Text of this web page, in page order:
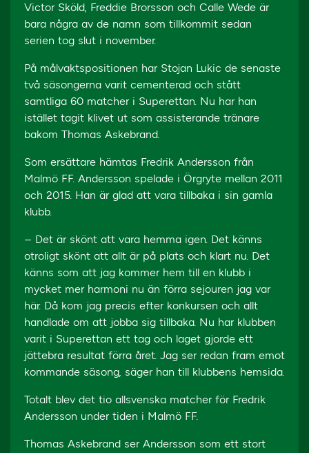
Victor Sköld, Freddie Brorsson och Calle Wede är
bara några av de namn som tillkommit sedan
serien tog slut i november.
På målvaktspositionen har Stojan Lukic de senaste
två säsongerna varit cementerad och stått
samtliga 60 matcher i Superettan. Nu har han
istället tagit klivet ut som assisterande tränare
bakom Thomas Askebrand.
Som ersättare hämtas Fredrik Andersson från
Malmö FF. Andersson spelade i Örgryte mellan 2011
och 2015. Han är glad att vara tillbaka i sin gamla
klubb.
– Det är skönt att vara hemma igen. Det känns
otroligt skönt att allt är på plats och klart nu. Det
känns som att jag kommer hem till en klubb i
mycket mer harmoni nu än förra sejouren jag var
här. Då kom jag precis efter konkursen och allt
handlade om att jobba sig tillbaka. Nu har klubben
varit i Superettan ett tag och laget gjorde ett
jättebra resultat förra året. Jag ser redan fram emot
kommande säsong, säger han till klubbens hemsida.
Totalt blev det tio allsvenska matcher för Fredrik
Andersson under tiden i Malmö FF.
Thomas Askebrand ser Andersson som ett stort